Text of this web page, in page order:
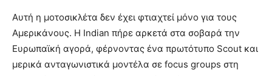
Αυτή η μοτοσικλέτα δεν έχει φτιαχτεί μόνο για τους
Αμερικάνους. Η Indian πήρε αρκετά στα σοβαρά την
Ευρωπαϊκή αγορά, φέρνοντας ένα πρωτότυπο Scout και
μερικά ανταγωνιστικά μοντέλα σε focus groups στη